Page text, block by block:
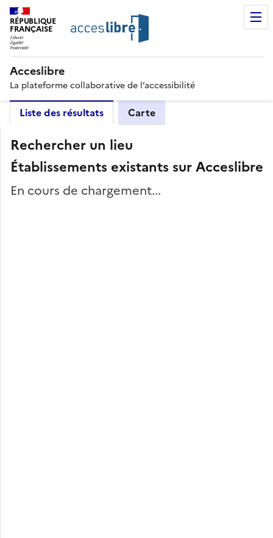
RÉPUBLIQUE
FRANÇAISE
Acceslibre
La plateforme collaborative de l’accessibilité
Liste des résultats Carte
Rechercher un lieu
Établissements existants sur Acceslibre
En cours de chargement...